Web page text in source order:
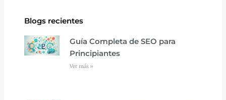
Blogs recientes
Guía Completa de SEO para
Principiantes
Ver más »